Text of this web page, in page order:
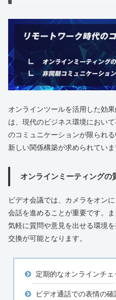
オンラインツールを活用した効
は、現代のビジネス環境におい
のコミュニケーションが限られ
新しい関係構築が求められていま
オンラインミーティングの
ビデオ会議では、カメラをオン
会話を進めることが重要です。
気軽に質問や意見を出せる環境
交換が可能となります。
定期的なオンラインチェ
ビデオ通話での表情の確